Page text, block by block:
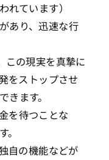
れています）
あり、迅速な行
この現実を真摯に
をストップさせ
ます。
を待つことな
自の機能などが